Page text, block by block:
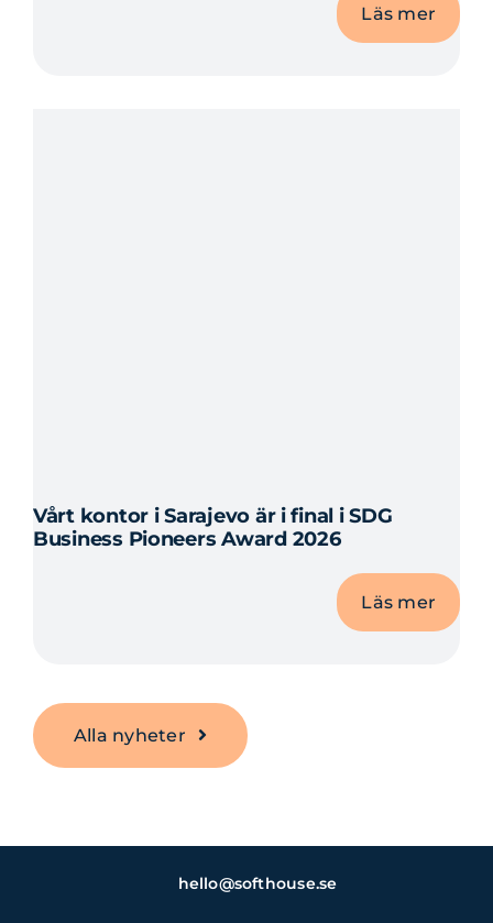
Läs mer
Vårt kontor i Sarajevo är i final i SDG
Business Pioneers Award 2026
Läs mer
Alla nyheter
hello@softhouse.se